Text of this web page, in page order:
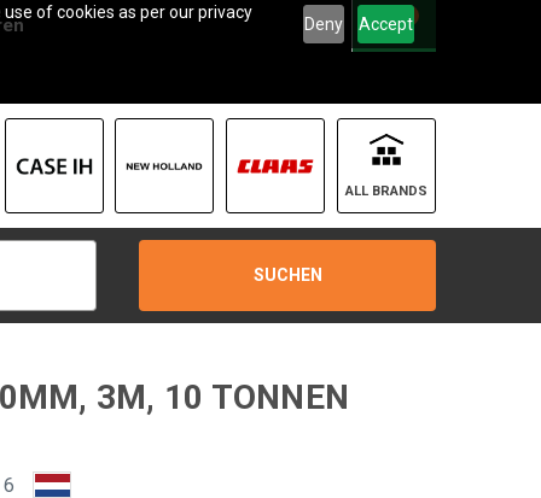
of cookies as per our privacy
Deny Accept
0
ALL BRANDS
SUCHEN
3M, 10 TONNEN